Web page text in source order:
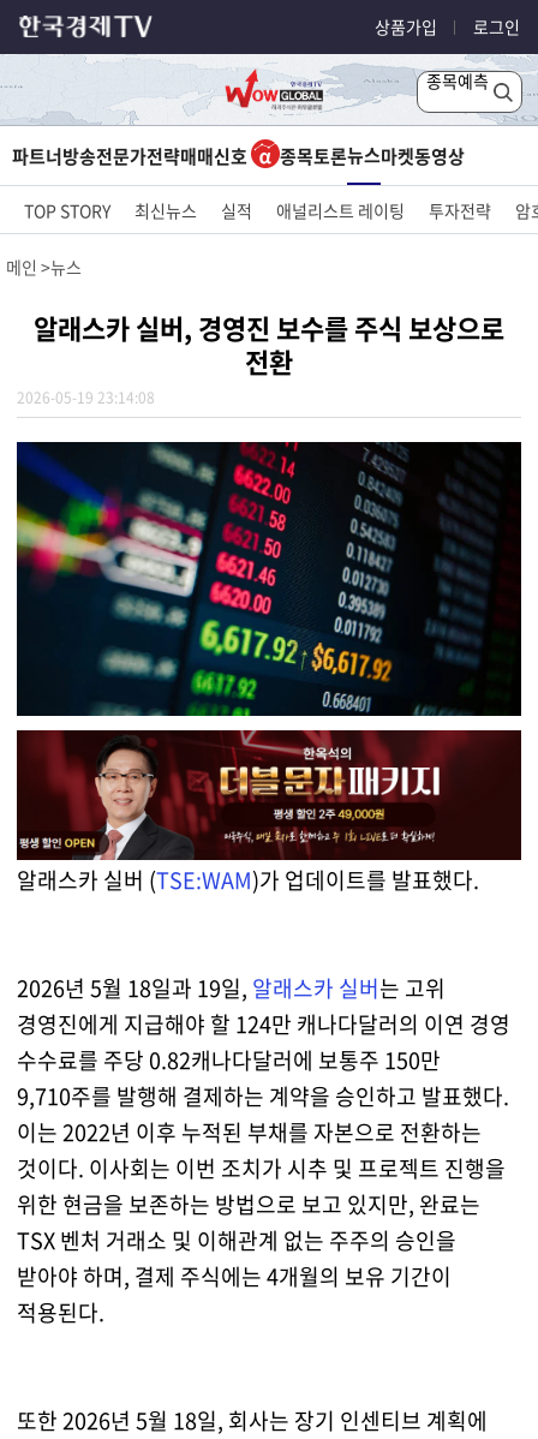
상품가입 로그인
종목예측
파트너방송전문가전략매매신호 종목토론뉴스마켓동영상
TOP STORY 최신뉴스 실적 애널리스트 레이팅 투자전략 암
메인 뉴스
알래스카 실버, 경영진 보수를 주식 보상으로
전환
2026-05-19 23:14:08
알래스카 실버 (TSE:WAM)가 업데이트를 발표했다.
2026년 5월 18일과 19일, 알래스카 실버는 고위
경영진에게 지급해야 할 124만 캐나다달러의 이연 경영
수수료를 주당 0.82캐나다달러에 보통주 150만
9,710주를 발행해 결제하는 계약을 승인하고 발표했다.
이는 2022년 이후 누적된 부채를 자본으로 전환하는
것이다. 이사회는 이번 조치가 시추 및 프로젝트 진행을
위한 현금을 보존하는 방법으로 보고 있지만, 완료는
TSX 벤처 거래소 및 이해관계 없는 주주의 승인을
받아야 하며, 결제 주식에는 4개월의 보유 기간이
적용된다.
또한 2026년 5월 18일, 회사는 장기 인센티브 계획에